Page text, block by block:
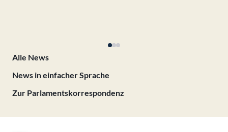
Alle News
News in einfacher Sprache
Zur Parlamentskorrespondenz